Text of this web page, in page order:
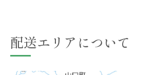
配送エリアについて